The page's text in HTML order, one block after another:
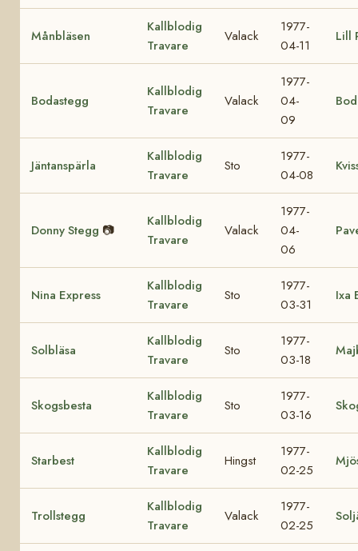
Månbläsen
Kallblodig
Travare
Valack
1977-
04-11
Lill
Bodastegg
Kallblodig
Travare
Valack
1977-
04-
09
Jäntanspärla
Kallblodig
Travare
Sto
1977-
04-08
Donny Stegg 📷
Kallblodig
Travare
Valack
1977-
04-
06
Nina Express
Kallblodig
Travare
Sto
1977-
03-31
Ixa
Solbläsa
Kallblodig
Travare
Sto
1977-
03-18
Skogsbesta
Kallblodig
Travare
Sto
1977-
03-16
Starbest
Kallblodig
Travare
Hingst
1977-
02-25
Trollstegg
Kallblodig
Travare
Valack
1977-
02-25